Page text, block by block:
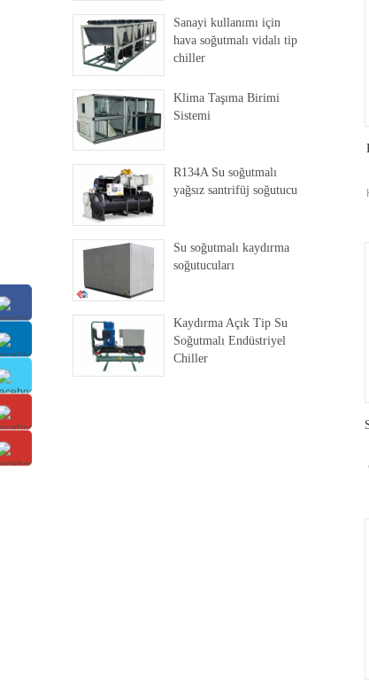
Sanayi kullanımı için
hava soğutmalı vidalı tip
chiller
Klima Taşıma Birimi
Sistemi
R134A Su soğutmalı
yağsız santrifüj soğutucu
Su soğutmalı kaydırma
soğutucuları
Kaydırma Açık Tip Su
Soğutmalı Endüstriyel
Chiller